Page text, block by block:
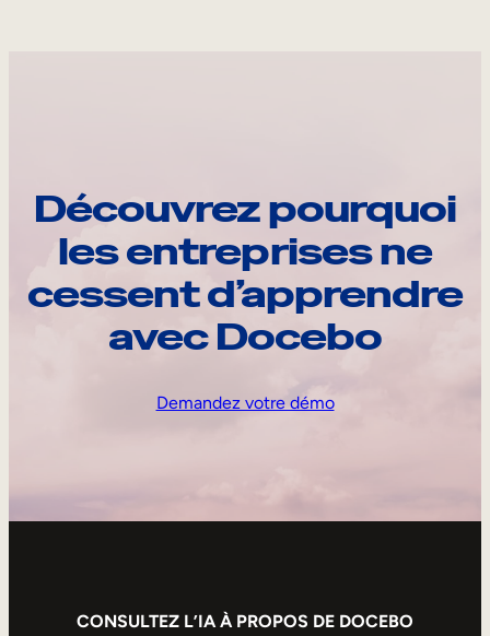
Découvrez pourquoi
les entreprises ne
cessent d’apprendre
avec Docebo
Demandez votre démo
CONSULTEZ L’IA À PROPOS DE DOCEBO